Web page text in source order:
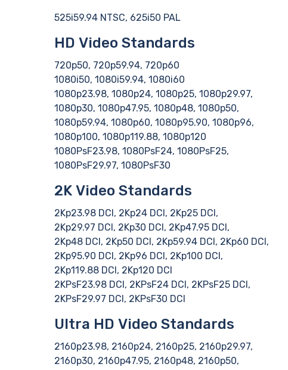
525i59.94 NTSC, 625i50 PAL
HD Video Standards
720p50, 720p59.94, 720p60
1080i50, 1080i59.94, 1080i60
1080p23.98, 1080p24, 1080p25, 1080p29.97,
1080p30, 1080p47.95, 1080p48, 1080p50,
1080p59.94, 1080p60, 1080p95.90, 1080p96,
1080p100, 1080p119.88, 1080p120
1080PsF23.98, 1080PsF24, 1080PsF25,
1080PsF29.97, 1080PsF30
2K Video Standards
2Kp23.98 DCI, 2Kp24 DCI, 2Kp25 DCI,
2Kp29.97 DCI, 2Kp30 DCI, 2Kp47.95 DCI,
2Kp48 DCI, 2Kp50 DCI, 2Kp59.94 DCI, 2Kp60 DCI,
2Kp95.90 DCI, 2Kp96 DCI, 2Kp100 DCI,
2Kp119.88 DCI, 2Kp120 DCI
2KPsF23.98 DCI, 2KPsF24 DCI, 2KPsF25 DCI,
2KPsF29.97 DCI, 2KPsF30 DCI
Ultra HD Video Standards
2160p23.98, 2160p24, 2160p25, 2160p29.97,
2160p30, 2160p47.95, 2160p48, 2160p50,